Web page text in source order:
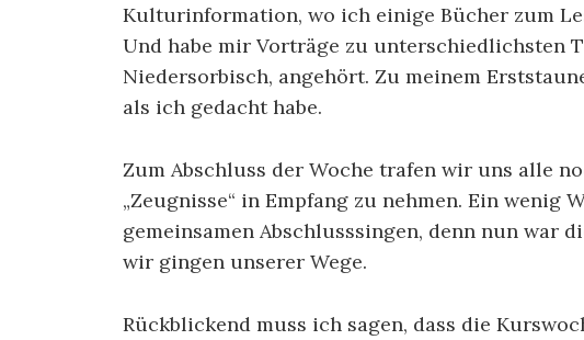
Kulturinformation, wo ich einige Bücher zum
Und habe mir Vorträge zu unterschiedlichsten
Niedersorbisch, angehört. Zu meinem
als ich gedacht habe.
Zum Abschluss der Woche trafen wir uns alle
„Zeugnisse“ in Empfang zu nehmen. Ein wenig
gemeinsamen Abschlusssingen, denn nun war
wir gingen unserer Wege.
Rückblickend muss ich sagen, dass die